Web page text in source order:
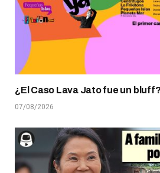
¿El Caso Lava Jato fue un bluff?
07/08/2026